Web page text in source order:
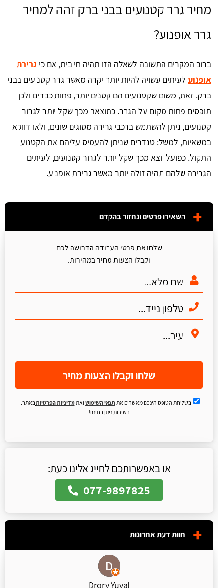
מחיר גרר קטנועים בבני ברק זהה למחיר
גרר אופנוע?
ברוב המקרים התשובה לשאלה הזו תהיה חיובית, אם כי גרירת
אופנוע לעיתים עשויה להיות יותר יקרה מאשר גרר קטנועים בבני
ברק. זאת, משום שקטנועים הם קטנים יותר, פחות כבדים ולכן
תופסים פחות מקום על הגרר. כתוצאה מכך שקל יותר לגרור
קטנועים, ניתן להשתמש ברכבי גרירה מסוגים שונים, ולאו דווקא
במשאיות, למשל: טנדרים שניתן להעמיס עליהם את הקטנוע
התקול. כפועל יוצא מכך שקל יותר לגרור קטנועים, לעיתים
הגרירה שלהם תהיה זולה יותר מאשר גרירת אופנוע.
השאירו פרטים ונחזור בהקדם
שלחו את פרטי העבודה הדרושה לכם
וקבלו הצעות מחיר במהירות.
שלחו וקבלו הצעות מחיר
בשליחת הטופס הינכם מאשרים את תנאי השימוש ואתמדיניות הפרטיותבאתר.
השירות ניתן בחינם!
או באפשרותכם לחייג אלינו כעת:
077-9897825
חוות דעת אחרונות
Drory Yuval